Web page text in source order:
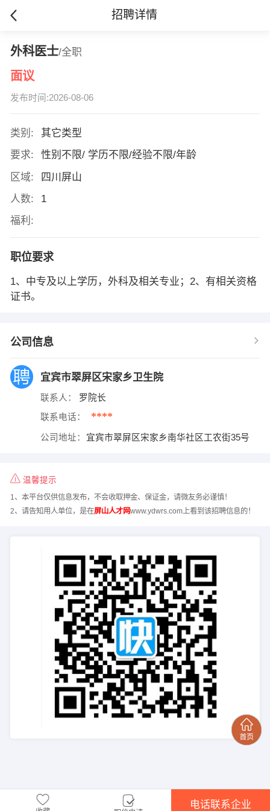
招聘详情
外科医士/全职
面议
发布时间:2026-08-06
类别:
其它类型
要求:
性别不限/ 学历不限/经验不限/年龄
区域:
四川屏山
人数:
1
福利:
职位要求
1、中专及以上学历，外科及相关专业；2、有相关资格
证书。
公司信息
宜宾市翠屏区宋家乡卫生院
联系人： 罗院长
联系电话： ****
公司地址： 宜宾市翠屏区宋家乡南华社区工农街35号
温馨提示
1、本平台仅供信息发布，不会收取押金、保证金，请微友务必谨慎！
2、请告知用人单位，是在屏山人才网www.ydwrs.com上看到该招聘信息的！
电话联系企业